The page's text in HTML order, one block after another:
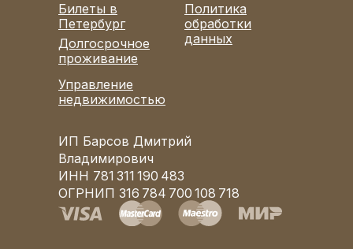
Билеты в
Петербург
Долгосрочное
проживание
Управление
недвижимостью
Политика
обработки
данных
ИП Барсов Дмитрий
Владимирович
ИНН 781 311 190 483
ОГРНИП 316 784 700 108 718